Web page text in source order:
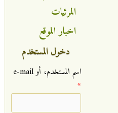
المرئيات
اخبار الموقع
دخول المستخدم
‏اسم المستخدم، أو e-mail
*